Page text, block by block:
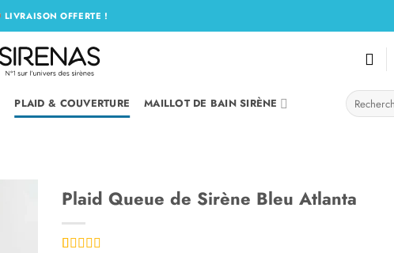
LIVRAISON OFFERTE !
PLAID & COUVERTURE MAILLOT DE BAIN SIRÈNE
Recherche
pour :
Plaid Queue de Sirène Bleu Atlanta